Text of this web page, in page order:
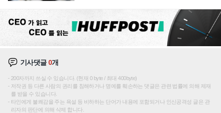
기사댓글0개
200자까지 쓰실 수 있습니다. (현재 0 byte / 최대 400byte)
저작권 등 다른 사람의 권리를 침해하거나 명예를 훼손하는 댓글은 관련 법률에 의해 제재
를 받을 수 있습니다.
타인에게 불쾌감을 주는 욕설 등 비하하는 단어가 내용에 포함되거나 인신공격성 글은 관
리자의 판단에 의해 삭제 합니다.